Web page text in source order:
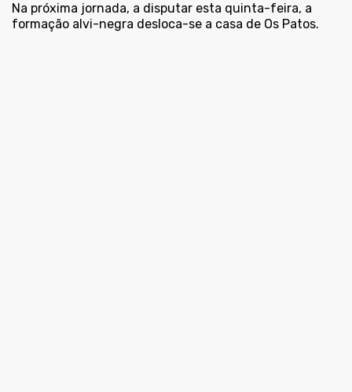
Na próxima jornada, a disputar esta quinta-feira, a
formação alvi-negra desloca-se a casa de Os Patos.